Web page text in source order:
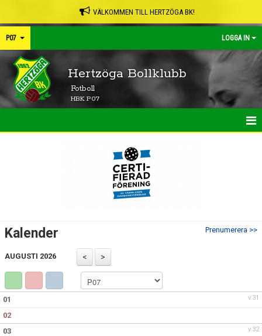
VÄLKOMMEN TILL HERTZÖGA BK!
P07 LOGGA IN
Hertzöga Bollklubb
Fotboll
HBK P07
BILDGALLERI
DOKUMENT
KONTAKT
Prenumerera >>
Kalender
AUGUSTI 2026
v.31
01
02
v.32
03